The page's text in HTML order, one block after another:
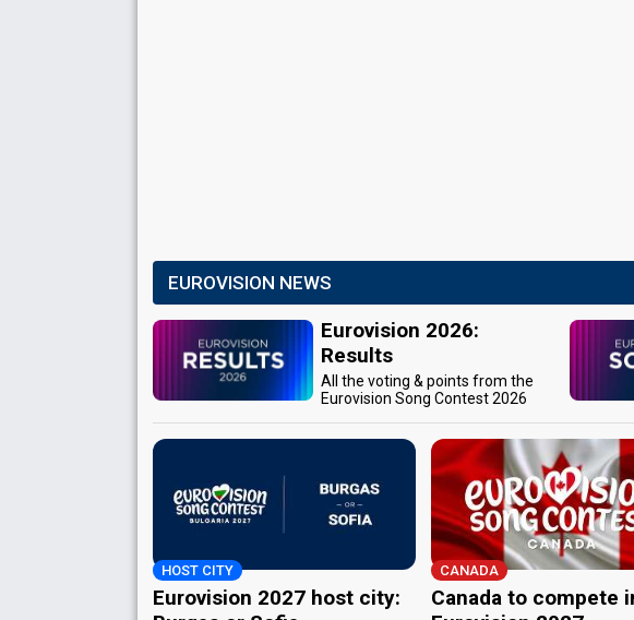
EUROVISION NEWS
Eurovision 2026:
Results
All the voting & points from the
Eurovision Song Contest 2026
HOST CITY
Eurovision 2027 host city:
CANADA
Canada to compete